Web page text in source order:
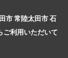
市 常陸太田市 石
ご利用いただいて